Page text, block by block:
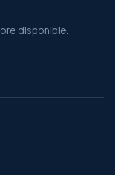
disponible.